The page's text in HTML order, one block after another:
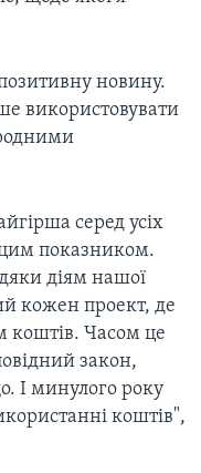
новину.
використовувати
серед усіх
показником.
діям нашої
кожен проект, де
коштів. Часом це
закон,
І минулого року
коштів",